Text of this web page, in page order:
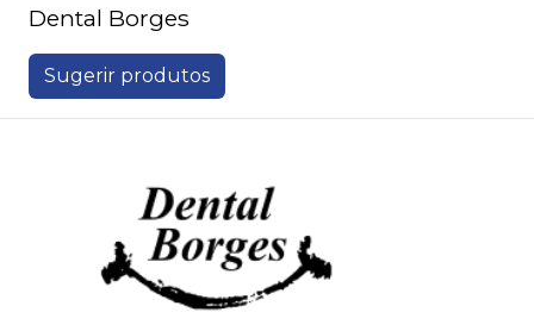
Dental Borges
Sugerir produtos